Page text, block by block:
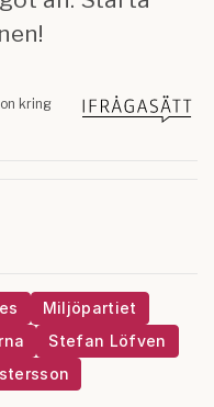
Miljöpartiet
Stefan Löfven